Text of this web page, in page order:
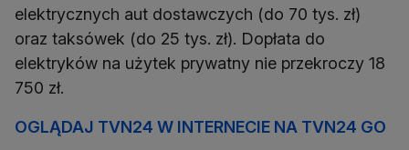
elektrycznych aut dostawczych (do 70 tys. zł)
oraz taksówek (do 25 tys. zł). Dopłata do
elektryków na użytek prywatny nie przekroczy 18
750 zł.
OGLĄDAJ TVN24 W INTERNECIE NA TVN24 GO